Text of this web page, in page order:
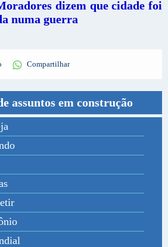
dizem que cidade foi
numa guerra
Compartilhar
assuntos em construção